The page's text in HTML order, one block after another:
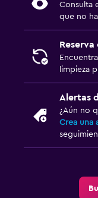
Consulta
que no
limpieza
Alertas
¿Aún no
Crea una